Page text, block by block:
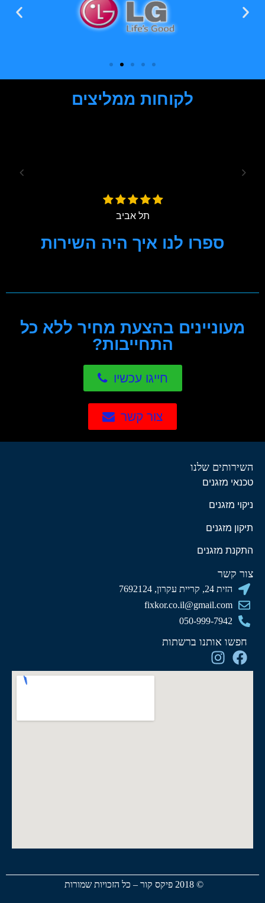
לקוחות ממליצים
תל אביב
ספרו לנו איך היה השירות
מעוניינים בהצעת מחיר ללא כל
התחייבות?
חייגו עכשיו
צור קשר
השירותים שלנו
טכנאי מזגנים
ניקוי מזגנים
תיקון מזגנים
התקנת מזגנים
צור קשר
הזית 24, קריית עקרון, 7692124
fixkor.co.il@gmail.com
050-999-7942
חפשו אותנו ברשתות
© 2018 פיקס קור – כל הזכויות שמורות